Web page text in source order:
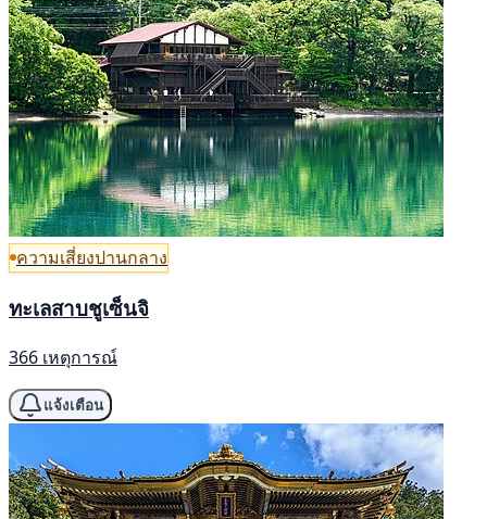
ความเสี่ยงปานกลาง
ทะเลสาบชูเซ็นจิ
366 เหตุการณ์
แจ้งเตือน